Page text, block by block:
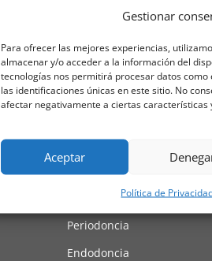
Gestionar
Para ofrecer las mejores experiencias,
almacenar y/o acceder a la información del
tecnologías nos permitirá procesar datos
las identificaciones únicas en este sitio. No
afectar negativamente a ciertas características
Aceptar
Política de
Odontología General
Estética Dental
Odontopediatría
Implantes Dentales
Tecnología Dental 3D
Periodoncia
Endodoncia